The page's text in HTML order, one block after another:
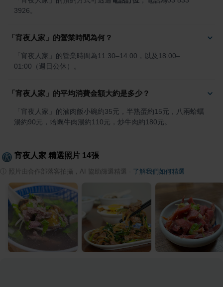
3926。
「宵夜人家」的營業時間為何？
「宵夜人家」的營業時間為11:30–14:00，以及18:00–
01:00（週日公休）。
「宵夜人家」的平均消費金額大約是多少？
「宵夜人家」的滷肉飯小碗約35元，半熟蛋約15元，八兩蛤蠣
湯約90元，蛤蠣牛肉湯約110元，炒牛肉約180元。
宵夜人家 精選照片 14張
照片由合作部落客拍攝，AI 協助篩選精選 了解我們如何精選